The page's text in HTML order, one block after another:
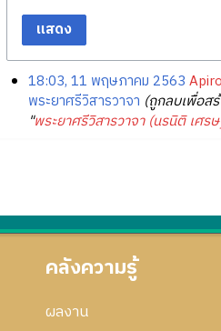
แสดง
18:03, 11 พฤษภาคม 2563
พระยาศรีวิสารวาจา (ถูกลบเพื่อส
"พระยาศรีวิสารวาจา (นรนิติ เศร
คลังความรู้
ผลงาน